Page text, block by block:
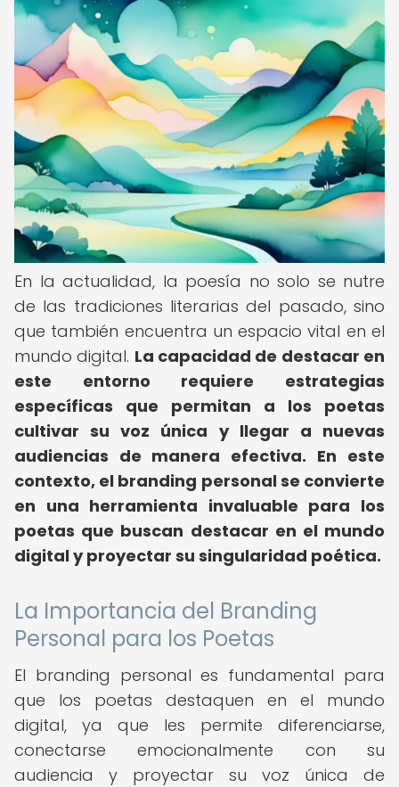
En la actualidad, la poesía no solo se nutre
de las tradiciones literarias del pasado, sino
que también encuentra un espacio vital en el
mundo digital. La capacidad de destacar en
este entorno requiere estrategias
específicas que permitan a los poetas
cultivar su voz única y llegar a nuevas
audiencias de manera efectiva. En este
contexto, el branding personal se convierte
en una herramienta invaluable para los
poetas que buscan destacar en el mundo
digital y proyectar su singularidad poética.
La Importancia del Branding
Personal para los Poetas
El branding personal es fundamental para
que los poetas destaquen en el mundo
digital, ya que les permite diferenciarse,
conectarse emocionalmente con su
audiencia y proyectar su voz única de